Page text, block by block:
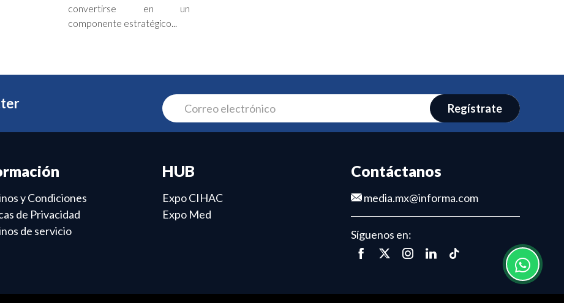
convertirse en un
componente estratégico...
Regístrate
y Condiciones
de Privacidad
de servicio
HUB
Expo CIHAC
Expo Med
Contáctanos
media.mx@informa.com
Síguenos en: